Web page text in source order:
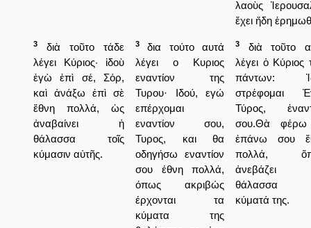
λαοὺς
ἔχει ἤδη
3
διὰ τοῦτο τάδε
λέγει Κύριος· ἰδοὺ
ἐγὼ ἐπὶ σέ, Σόρ,
καὶ ἀνάξω ἐπὶ σὲ
ἔθνη πολλά, ὡς
ἀναβαίνει ἡ
θάλασσα τοῖς
κύμασιν αὐτῆς.
3
δια τούτο αυτά
λέγει ο Κυριος
εναντίον της
Τυρου· Ιδού, εγώ
επέρχομαι
εναντίον σου,
Τυρος, και θα
οδηγήσω εναντίον
σου έθνη πολλά,
όπως ακριβώς
έρχονται τα
κύματα της
3
διὰ τοῦτο
λέγει ὁ Κύριος
πάντων:
στρέφομαι
Τύρος,
σου.Θὰ φέρω
ἐπάνω σου
πολλά,
θάλασσα
κύματά της.